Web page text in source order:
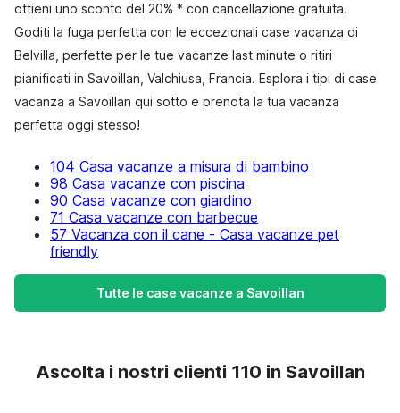
ottieni uno sconto del 20% * con cancellazione gratuita.
Goditi la fuga perfetta con le eccezionali case vacanza di
Belvilla, perfette per le tue vacanze last minute o ritiri
pianificati in Savoillan, Valchiusa, Francia. Esplora i tipi di case
vacanza a Savoillan qui sotto e prenota la tua vacanza
perfetta oggi stesso!
104 Casa vacanze a misura di bambino
98 Casa vacanze con piscina
90 Casa vacanze con giardino
71 Casa vacanze con barbecue
57 Vacanza con il cane - Casa vacanze pet
friendly
Tutte le case vacanze a Savoillan
Ascolta i nostri clienti 110 in Savoillan